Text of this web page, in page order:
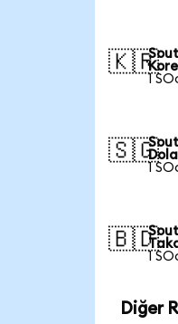
🇰🇷
1
🇸🇬
1
🇧🇩
1
Diğer